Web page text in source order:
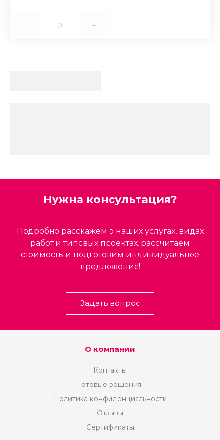
- +
Нужна консультация?
Подробно расскажем о наших услугах, видах
работ и типовых проектах, рассчитаем
стоимость и подготовим индивидуальное
предложение!
Задать вопрос
О компании
Контакты
Готовые решения
Политика конфиденциальности
Отзывы
Сертификаты